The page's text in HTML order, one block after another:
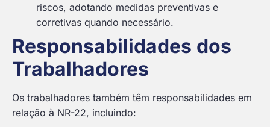
riscos, adotando medidas preventivas e
corretivas quando necessário.
Responsabilidades dos
Trabalhadores
Os trabalhadores também têm responsabilidades em
relação à NR-22, incluindo: